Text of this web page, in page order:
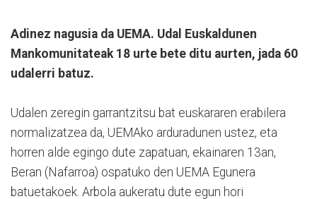
Adinez nagusia da UEMA. Udal Euskaldunen
Mankomunitateak 18 urte bete ditu aurten, jada 60
udalerri batuz.
Udalen zeregin garrantzitsu bat euskararen erabilera
normalizatzea da, UEMAko arduradunen ustez, eta
horren alde egingo dute zapatuan, ekainaren 13an,
Beran (Nafarroa) ospatuko den UEMA Egunera
batuetakoek. Arbola aukeratu dute egun hori